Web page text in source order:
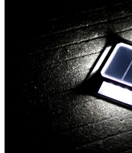
ONLINE
SHOP
SITEMAP